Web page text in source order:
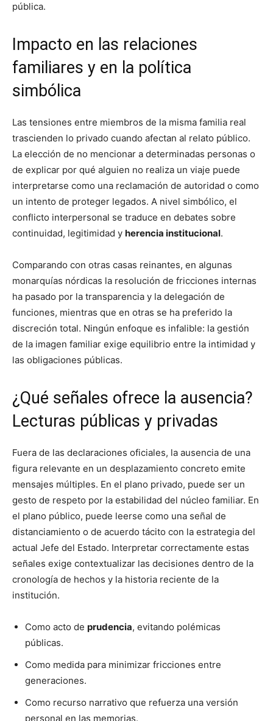
pública.
Impacto en las relaciones
familiares y en la política
simbólica
Las tensiones entre miembros de la misma familia real
trascienden lo privado cuando afectan al relato público.
La elección de no mencionar a determinadas personas o
de explicar por qué alguien no realiza un viaje puede
interpretarse como una reclamación de autoridad o como
un intento de proteger legados. A nivel simbólico, el
conflicto interpersonal se traduce en debates sobre
continuidad, legitimidad y herencia institucional.
Comparando con otras casas reinantes, en algunas
monarquías nórdicas la resolución de fricciones internas
ha pasado por la transparencia y la delegación de
funciones, mientras que en otras se ha preferido la
discreción total. Ningún enfoque es infalible: la gestión
de la imagen familiar exige equilibrio entre la intimidad y
las obligaciones públicas.
¿Qué señales ofrece la ausencia?
Lecturas públicas y privadas
Fuera de las declaraciones oficiales, la ausencia de una
figura relevante en un desplazamiento concreto emite
mensajes múltiples. En el plano privado, puede ser un
gesto de respeto por la estabilidad del núcleo familiar. En
el plano público, puede leerse como una señal de
distanciamiento o de acuerdo tácito con la estrategia del
actual Jefe del Estado. Interpretar correctamente estas
señales exige contextualizar las decisiones dentro de la
cronología de hechos y la historia reciente de la
institución.
Como acto de prudencia, evitando polémicas
públicas.
Como medida para minimizar fricciones entre
generaciones.
Como recurso narrativo que refuerza una versión
personal en las memorias.